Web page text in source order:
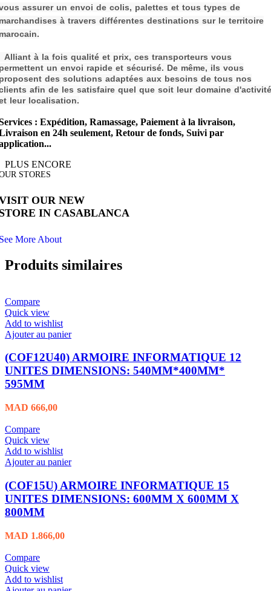
assurer un envoi de colis, palettes et tous types de
archandises à travers différentes destinations sur le territoire
à la fois qualité et prix, ces transporteurs vous
un envoi rapide et sécurisé. De même, ils vous
des solutions adaptées aux besoins de tous nos
afin de les satisfaire quel que soit leur domaine d'activité
leur localisation.
: Expédition, Ramassage, Paiement à la livraison,
en 24h seulement, Retour de fonds, Suivi par
PLUS ENCORE
STORES
OUR NEW
IN CASABLANCA
More About
Produits similaires
Compare
Quick view
Add to wishlist
Ajouter au panier
(COF12U40) ARMOIRE INFORMATIQUE 12
UNITES DIMENSIONS: 540MM*400MM*
595MM
MAD 666,00
Compare
Quick view
Add to wishlist
Ajouter au panier
(COF15U) ARMOIRE INFORMATIQUE 15
UNITES DIMENSIONS: 600MM X 600MM X
800MM
MAD 1.866,00
Compare
Quick view
Add to wishlist